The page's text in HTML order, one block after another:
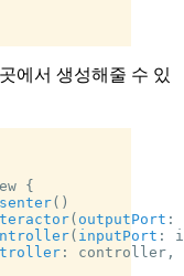
에서 생성해줄 수 있
{
()
( outputPort :
( inputPort :
: controller,